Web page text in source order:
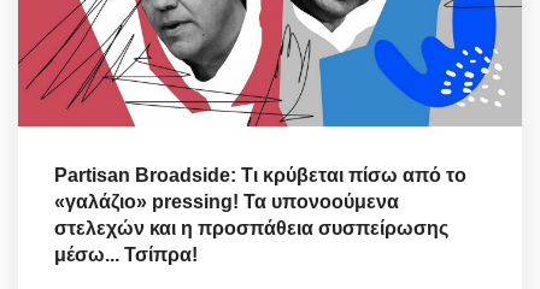
Partisan Broadside: Τι κρύβεται πίσω από το
«γαλάζιο» pressing! Τα υπονοούμενα
στελεχών και η προσπάθεια συσπείρωσης
μέσω... Τσίπρα!